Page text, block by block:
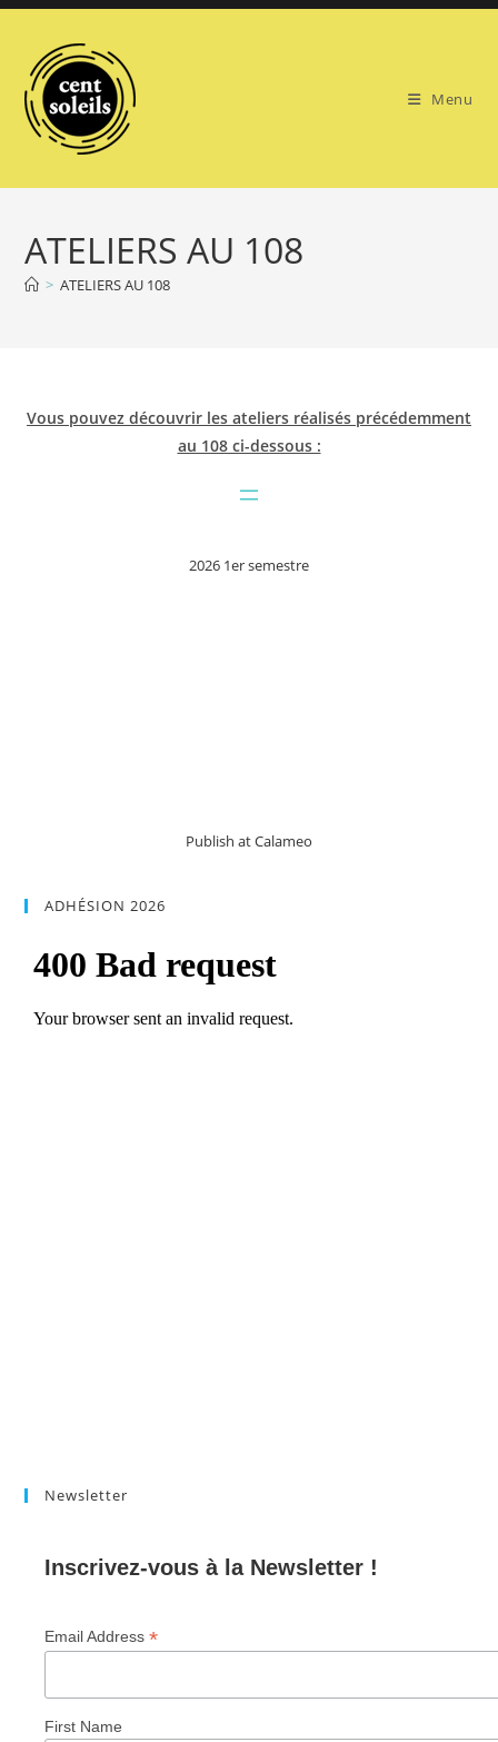
Skip
content
Menu
ATELIERS AU 108
> ATELIERS AU 108
Vous pouvez découvrir les ateliers réalisés précédemment
au 108 ci-dessous :
2026 1er semestre
Publish at Calameo
ADHÉSION 2026
Newsletter
Inscrivez-vous à la Newsletter !
Email Address*
First Name